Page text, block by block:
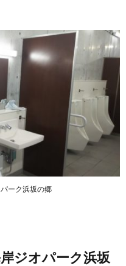
ーク浜坂の郷
ジオパーク浜坂